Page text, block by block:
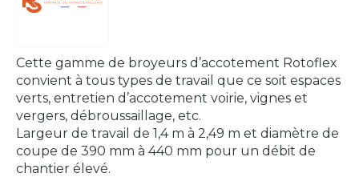
Cette gamme de broyeurs d’accotement Rotoflex
convient à tous types de travail que ce soit espaces
verts, entretien d’accotement voirie, vignes et
vergers, débroussaillage, etc.
Largeur de travail de 1,4 m à 2,49 m et diamètre de
coupe de 390 mm à 440 mm pour un débit de
chantier élevé.